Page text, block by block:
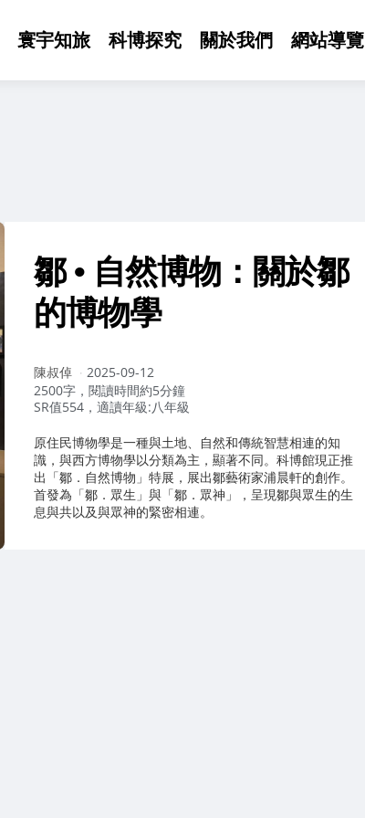
寰宇知旅 科博探究 關於我們 網站導覽
鄒 • 自然博物：關於鄒
的博物學
作
者：
陳叔倬
2025-09-12
2500字，閱讀時間約5分鐘
SR值554，適讀年級:八年級
原住民博物學是一種與土地、自然和傳統智慧相連的知
識，與西方博物學以分類為主，顯著不同。科博館現正推
出「鄒．自然博物」特展，展出鄒藝術家浦晨軒的創作。
首發為「鄒．眾生」與「鄒．眾神」，呈現鄒與眾生的生
息與共以及與眾神的緊密相連。